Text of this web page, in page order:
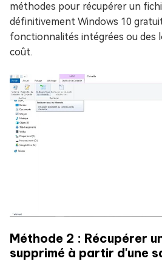
méthodes pour récupérer un
définitivement Windows 10
fonctionnalités intégrées ou des
coût.
Méthode 2 : Récupérer
supprimé à partir d'une